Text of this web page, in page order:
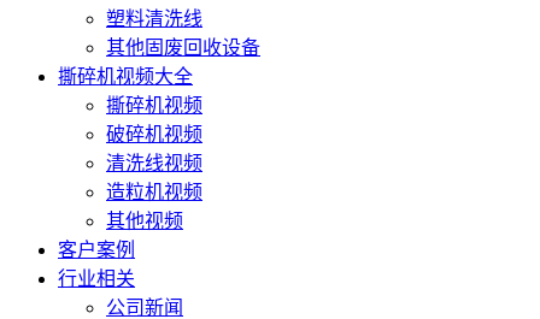
塑料清洗线
其他固废回收设备
撕碎机视频大全
撕碎机视频
破碎机视频
清洗线视频
造粒机视频
其他视频
客户案例
行业相关
公司新闻